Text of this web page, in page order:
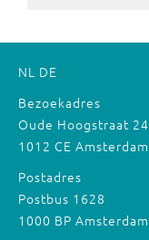
NL DE
Bezoekadres
Oude Hoogstraat 24
1012 CE Amsterdam
Postadres
Postbus 1628
1000 BP Amsterdam